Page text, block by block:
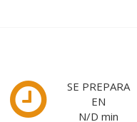
SE PREPARA
EN
N/D min